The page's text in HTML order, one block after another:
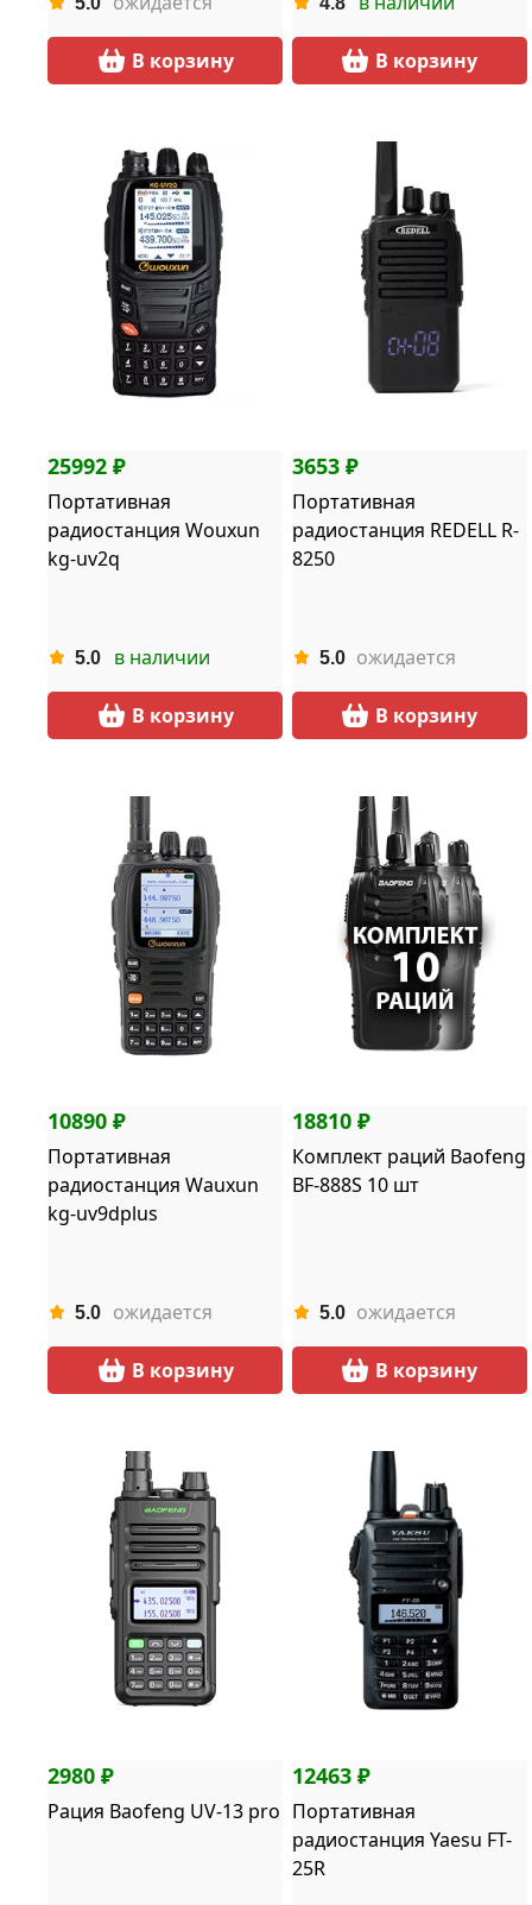
В корзину В корзину
25992 ₽
Портативная
радиостанция Wouxun
kg-uv2q
5.0 в наличии
В корзину
3653 ₽
Портативная
радиостанция REDELL R-
8250
5.0 ожидается
В корзину
10890 ₽
Портативная
радиостанция Wauxun
kg-uv9dplus
5.0 ожидается
В корзину
18810 ₽
Комплект раций Baofeng
BF-888S 10 шт
5.0 ожидается
В корзину
2980 ₽
Рация Baofeng UV-13 pro
12463 ₽
Портативная
радиостанция Yaesu FT-
25R